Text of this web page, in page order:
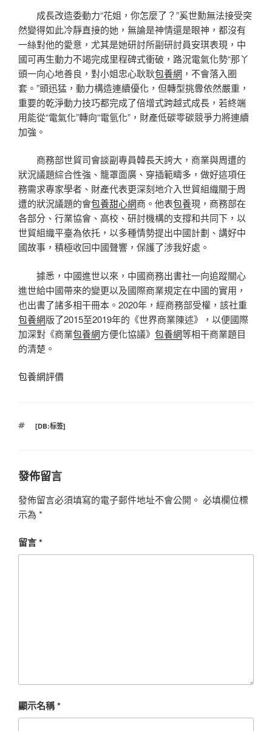
成長改造委動力“花姐，你怎麼了？”奚世勳無法接受突
然變得如此冷靜直接的她，無論是神情還是眼神，都沒有
一絲對他的愛意，尤其是她研討所副研討員安琪表現，中
國可再生動力不竭完成里程碑式衝破，路況電氣化勢“那丫
頭一向心地善良，對小姐忠心耿耿包養網 ，不會落入圈
套。”頭迅猛，動力構造連續優化，但轉型挑釁依然嚴重，
重要的乾淨動力技巧都完成了倍增式跨越式成長，若終端
用能從“電氣化”轉向“電氫化”，財產低碳零碳競爭力將連續
加強。
商務部世貿司會談副專員韓長天誇大，商業與周遭的
狀況議題綜合性強、籠罩面廣、穿插範疇多，做好這項任
務需求專家學者、財產代表更深刻地介入世貿組織關于周
遭的狀況議題的會包養甜心網商。他表包養現，商務部在
各部分、行業協會、高校、研討機構的支撐和共同下，以
世貿組織平臺為依托，以多種情勢提出中國計劃、講好中
國故事，積極收回中國聲響，保護了涉我好處。
據悉，中國進世以來，中國商務出書社一向追蹤關心
進世給中國帶來的變更以及國際商業規定在中國的實用，
也出書了諸多相干冊本。2020年，經商務部受權，該社重
包養網版了2015至2019年的《世界商業陳述》，以便國際
加深對《商業包養網方便化協議》 包養網等相干商業題目
的清楚。
包養網評價
標
[DB:标签]
發佈留言
發佈留言必須填寫的電子郵件地址不會公開。 必填欄位標
示為 *
留言*
顯示名稱*